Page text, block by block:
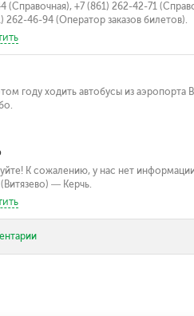
(Справочная), +7 (861) 262-42-71
262-46-94 (Оператор заказов билетов).
году ходить автобусы из аэропорта
К сожалению, у нас нет
— Керчь.